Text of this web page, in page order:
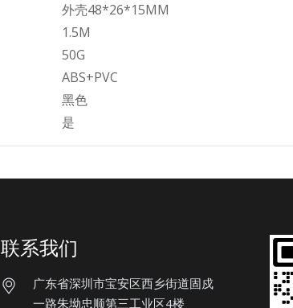
外壳48*26*15MM
1.5M
50G
ABS+PVC
黑色
是
联系我们
广东省深圳市宝安区西乡街道固戍
一路朱坳忠顺第三工业区4楼